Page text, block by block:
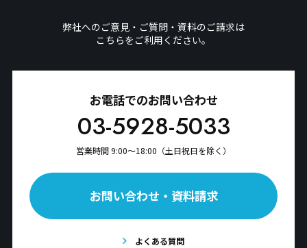
弊社へのご意見・ご質問・資料のご請求は
こちらをご利用ください。
お電話でのお問い合わせ
03-5928-5033
営業時間 9:00〜18:00（土日祝日を除く）
お問い合わせ・資料請求
よくある質問